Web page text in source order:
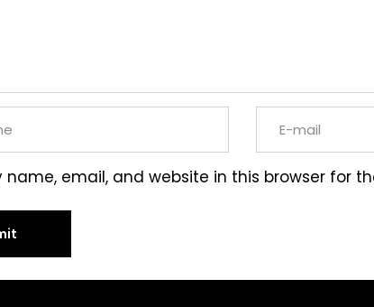
name, email, and website in this browser for